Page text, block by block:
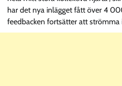
har det nya inlägget fått över 4
feedbacken fortsätter att strömma